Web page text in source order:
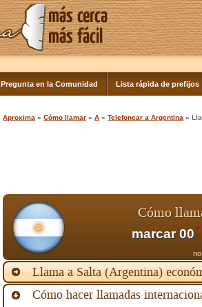
Pregunta en la Comunidad Lista rápida de prefijos
Aproxima »Cómo llamar »A »Telefonear a Argentina »
Cómo
marcar 00*
Llama a Salta (Argentina)
Cómo hacer llamadas